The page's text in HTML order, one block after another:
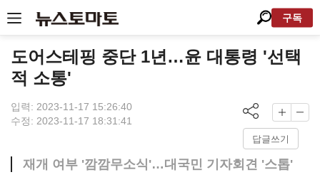
구독
도어스테핑 중단 1년…윤 대통령 '선택
적 소통'
입력: 2023-11-17 15:26:40
수정: 2023-11-17 18:31:41
답글쓰기
재개 여부 '깜깜무소식'…대국민 기자회견 '스톱'